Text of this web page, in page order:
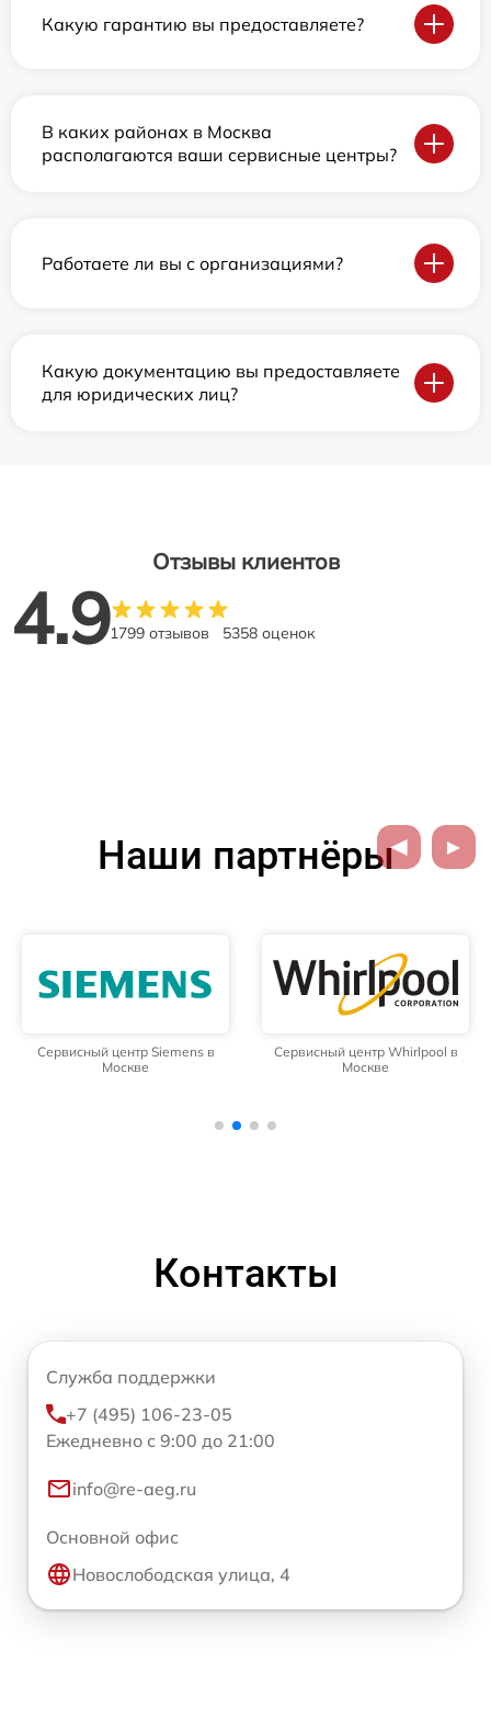
Какую гарантию вы предоставляете?
В каких районах в Москва
располагаются ваши сервисные центры?
Работаете ли вы с организациями?
Какую документацию вы предоставляете
для юридических лиц?
Отзывы клиентов
4.91799 отзывов 5358 оценок
Наши партнёры
Сервисный центр Siemens в
Москве
Сервисный центр Whirlpool в
Москве
Контакты
Служба поддержки
+7 (495) 106-23-05
Ежедневно с 9:00 до 21:00
info@re-aeg.ru
Основной офис
Новослободская улица, 4